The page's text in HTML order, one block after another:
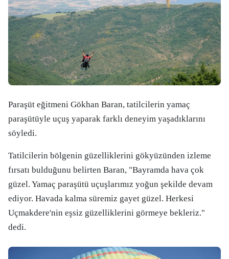
Paraşüt eğitmeni Gökhan Baran, tatilcilerin yamaç
paraşütüyle uçuş yaparak farklı deneyim yaşadıklarını
söyledi.
Tatilcilerin bölgenin güzelliklerini gökyüzünden izleme
fırsatı bulduğunu belirten Baran, "Bayramda hava çok
güzel. Yamaç paraşütü uçuşlarımız yoğun şekilde devam
ediyor. Havada kalma süremiz gayet güzel. Herkesi
Uçmakdere'nin eşsiz güzelliklerini görmeye bekleriz."
dedi.